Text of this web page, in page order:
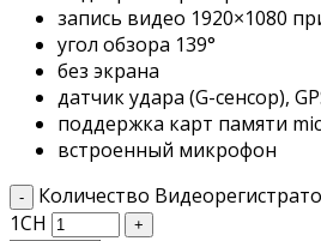
запись видео 1920×1080
угол обзора 139°
без экрана
датчик удара (G-сенсор),
поддержка карт памяти
встроенный микрофон
Количество
1CH